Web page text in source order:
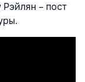
– пост